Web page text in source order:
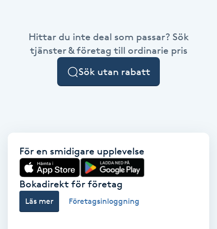
BIAB
Blowout
Bottenfärg
Hittar du inte deal som passar? Sök
tjänster & företag till ordinarie pris
Sök utan rabatt
För en smidigare upplevelse
Bokadirekt för företag
Läs mer Företagsinloggning